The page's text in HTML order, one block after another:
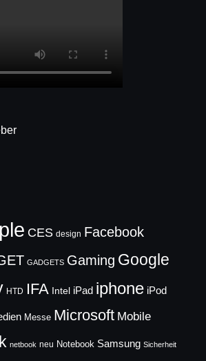
CES design Facebook
GADGETS Gaming Google
HTD IFA Intel iPad iphone iPod
Messe Microsoft Mobile
netbook neu Notebook Samsung Sicherheit